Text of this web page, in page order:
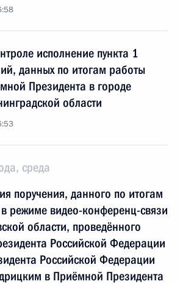
исполнение пункта 1
данных по итогам работы
Президента в городе
области
среда
поручения, данного по итогам
режиме видео-конференц-связи
области, проведённого
Российской Федерации
Российской Федерации
в Приёмной Президента